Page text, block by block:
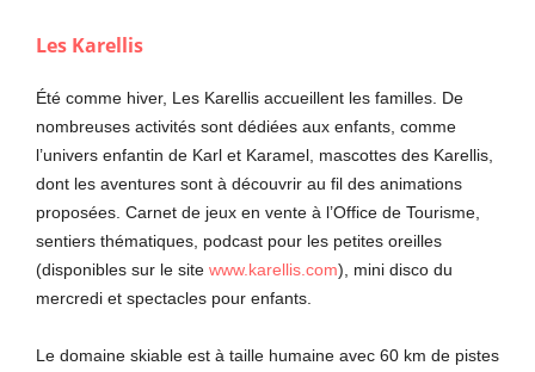
Les Karellis
Été comme hiver, Les Karellis accueillent les familles. De
nombreuses activités sont dédiées aux enfants, comme
l’univers enfantin de Karl et Karamel, mascottes des Karellis,
dont les aventures sont à découvrir au fil des animations
proposées. Carnet de jeux en vente à l’Office de Tourisme,
sentiers thématiques, podcast pour les petites oreilles
(disponibles sur le site www.karellis.com), mini disco du
mercredi et spectacles pour enfants.
Le domaine skiable est à taille humaine avec 60 km de pistes